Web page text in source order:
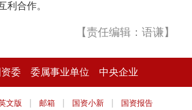
利合作。
【责任编辑：语谦】
委 委属事业单位 中央企业
文版 | 邮箱 | 国资小新 | 国资报告